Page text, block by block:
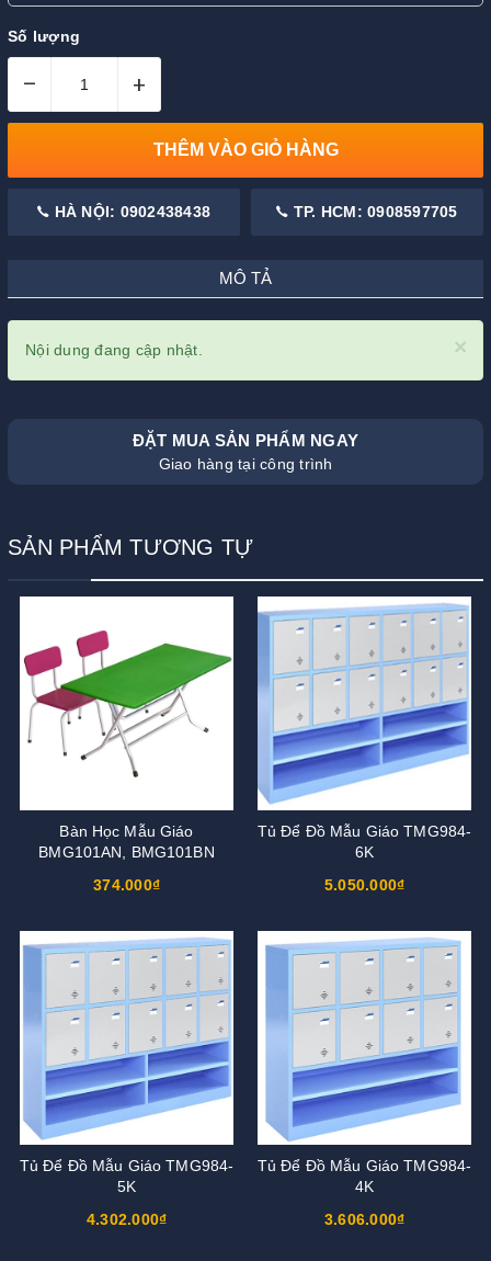
Số lượng
– +
THÊM VÀO GIỎ HÀNG
HÀ NỘI: 0902438438 TP. HCM: 0908597705
MÔ TẢ
×
Nội dung đang cập nhật.
ĐẶT MUA SẢN PHẨM NGAY
Giao hàng tại công trình
SẢN PHẨM TƯƠNG TỰ
Bàn Học Mẫu Giáo
BMG101AN, BMG101BN
374.000₫
Tủ Để Đồ Mẫu Giáo TMG984-
6K
5.050.000₫
Tủ Để Đồ Mẫu Giáo TMG984-
5K
4.302.000₫
Tủ Để Đồ Mẫu Giáo TMG984-
4K
3.606.000₫